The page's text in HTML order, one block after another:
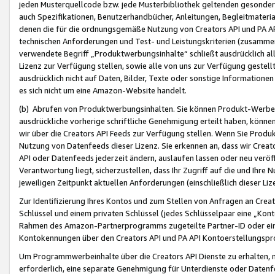
jeden Musterquellcode bzw. jede Musterbibliothek geltenden
auch Spezifikationen, Benutzerhandbücher, Anleitungen,
denen die für die ordnungsgemäße Nutzung von Creators API und PA
technischen Anforderungen und Test- und Leistungskriterien
verwendete Begriff „Produktwerbungsinhalte“ schließt ausdrücklich
Lizenz zur Verfügung stellen, sowie alle von uns zur Verfügung
ausdrücklich nicht auf Daten, Bilder, Texte oder sonstige
es sich nicht um eine Amazon-Website handelt.
(b) Abrufen von Produktwerbungsinhalten. Sie können Produkt-
ausdrückliche vorherige schriftliche Genehmigung erteilt haben,
wir über die Creators API Feeds zur Verfügung stellen. Wenn Sie
Nutzung von Datenfeeds dieser Lizenz. Sie erkennen an, dass wir
API oder Datenfeeds jederzeit ändern, auslaufen lassen oder neu
Verantwortung liegt, sicherzustellen, dass Ihr Zugriff auf die und Ihre
jeweiligen Zeitpunkt aktuellen Anforderungen (einschließlich dieser
Zur Identifizierung Ihres Kontos und zum Stellen von Anfragen an
Schlüssel und einem privaten Schlüssel (jedes Schlüsselpaar eine
Rahmen des Amazon-Partnerprogramms zugeteilte Partner-ID oder
Kontokennungen über den Creators API und PA API
Um Programmwerbeinhalte über die Creators API Dienste zu
erforderlich, eine separate Genehmigung für Unterdienste oder